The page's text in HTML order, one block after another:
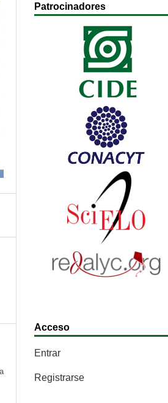
Patrocinadores
Acceso
Entrar
Registrarse